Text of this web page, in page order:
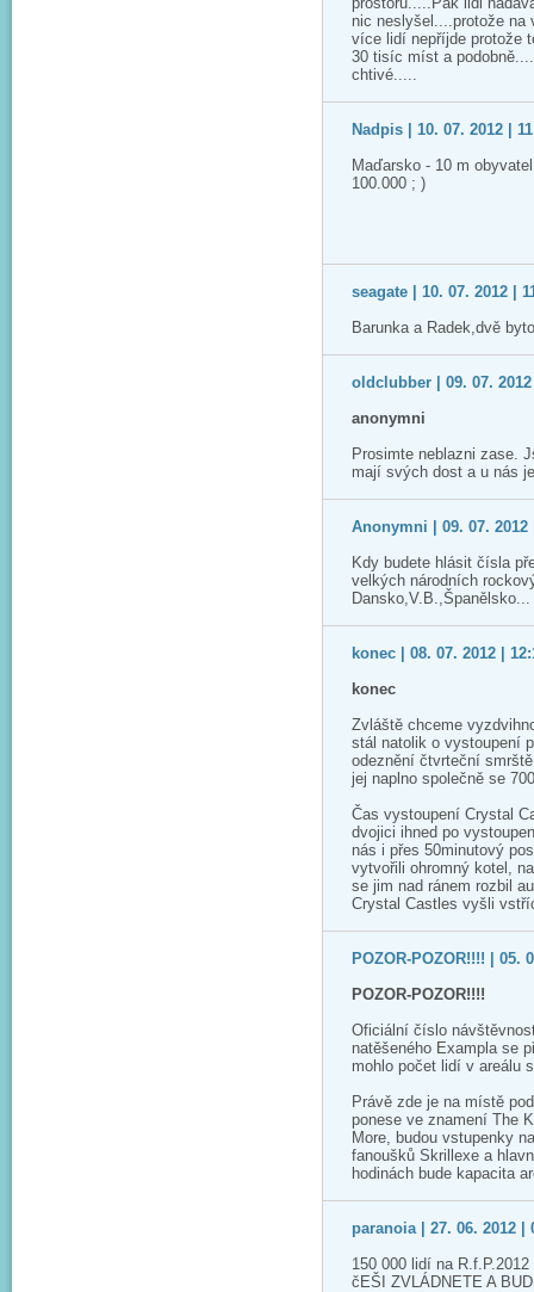
nic neslyšel....protože
více lidí nepříjde protože
30 tisíc míst a
chtivé.....
Nadpis | 10. 07. 2012 |
Maďarsko - 10 m
100.000 ; )
seagate | 10. 07. 2012 |
Barunka a Radek,dvě
oldclubber | 09. 07. 2012
anonymni
Prosimte neblazni zase.
mají svých dost a u nás
Anonymni | 09. 07. 2012
Kdy budete hlásit čísla
velkých národních
Dansko,V.B.,Španělsko...
konec | 08. 07. 2012 |
konec
Zvláště chceme
stál natolik o vystoupení
odeznění čtvrteční
jej naplno společně se
Čas vystoupení Crystal
dvojici ihned po
nás i přes 50minutový
vytvořili ohromný kotel,
se jim nad ránem rozbil
Crystal Castles vyšli
POZOR-POZOR!!!! | 05.
POZOR-POZOR!!!!
Oficiální číslo
natěšeného Exampla se
mohlo počet lidí v areálu
Právě zde je na místě
ponese ve znamení The
More, budou vstupenky
fanoušků Skrillexe a
hodinách bude kapacita
paranoia | 27. 06. 2012 |
150 000 lidí na
čEŠI ZVLÁDNETE A